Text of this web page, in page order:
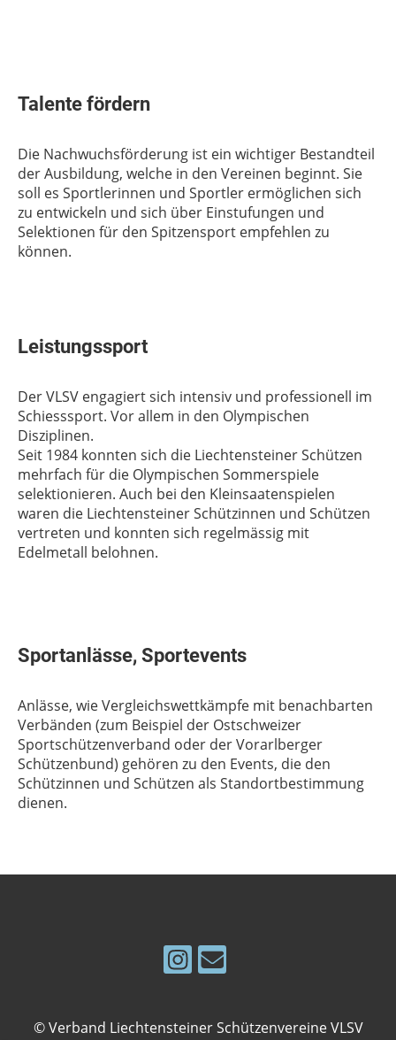
Talente fördern
Die Nachwuchsförderung ist ein wichtiger Bestandteil
der Ausbildung, welche in den Vereinen beginnt. Sie
soll es Sportlerinnen und Sportler ermöglichen sich
zu entwickeln und sich über Einstufungen und
Selektionen für den Spitzensport empfehlen zu
können.
Leistungssport
Der VLSV engagiert sich intensiv und professionell im
Schiesssport. Vor allem in den Olympischen
Disziplinen.
Seit 1984 konnten sich die Liechtensteiner Schützen
mehrfach für die Olympischen Sommerspiele
selektionieren. Auch bei den Kleinsaatenspielen
waren die Liechtensteiner Schützinnen und Schützen
vertreten und konnten sich regelmässig mit
Edelmetall belohnen.
Sportanlässe, Sportevents
Anlässe, wie Vergleichswettkämpfe mit benachbarten
Verbänden (zum Beispiel der Ostschweizer
Sportschützenverband oder der Vorarlberger
Schützenbund) gehören zu den Events, die den
Schützinnen und Schützen als Standortbestimmung
dienen.
© Verband Liechtensteiner Schützenvereine VLSV